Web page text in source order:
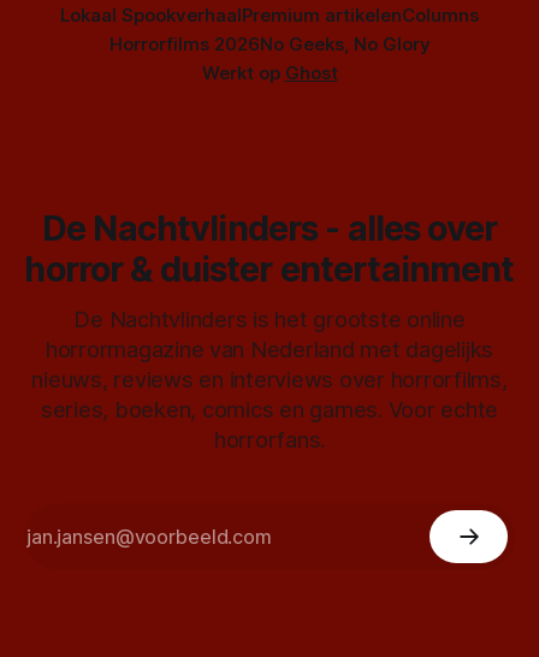
Lokaal SpookverhaalPremium artikelenColumns
Horrorfilms 2026No Geeks, No Glory
Werkt op Ghost
De Nachtvlinders - alles over
horror & duister entertainment
De Nachtvlinders is het grootste online
horrormagazine van Nederland met dagelijks
nieuws, reviews en interviews over horrorfilms,
series, boeken, comics en games. Voor echte
horrorfans.